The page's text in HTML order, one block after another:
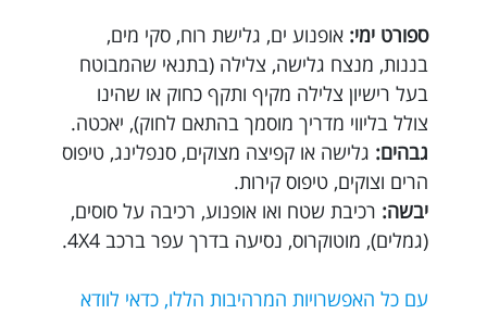
ספורט ימי: אופנוע ים, גלישת רוח, סקי מים,
בננות, מנצח גלישה, צלילה (בתנאי שהמבוטח
בעל רישיון צלילה מקיף ותקף כחוק או שהינו
צולל בליווי מדריך מוסמך בהתאם לחוק), יאכטה.
גבהים: גלישה או קפיצה מצוקים, סנפלינג, טיפוס
הרים וצוקים, טיפוס קירות.
יבשה: רכיבת שטח ואו אופנוע, רכיבה על סוסים,
(גמלים), מוטוקרוס, נסיעה בדרך עפר ברכב 4X4.
עם כל האפשרויות המרהיבות הללו, כדאי לוודא